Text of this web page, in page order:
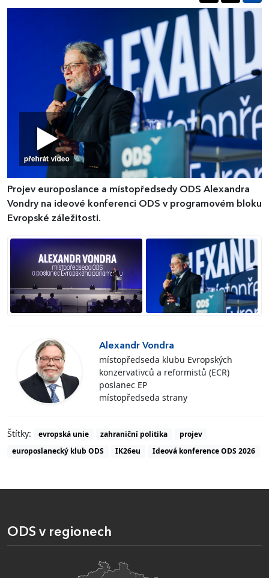
Projev europoslance a místopředsedy ODS Alexandra
Vondry na ideové konferenci ODS v programovém bloku
Evropské záležitosti.
Alexandr Vondra
místopředseda klubu Evropských
konzervativců a reformistů (ECR)
poslanec EP
místopředseda strany
Štítky: evropská unie zahraniční politika
projev
europoslanecký klub ODS
IK26eu Ideová konference ODS 2026
ODS v regionech